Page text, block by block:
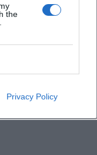
the
Privacy Policy